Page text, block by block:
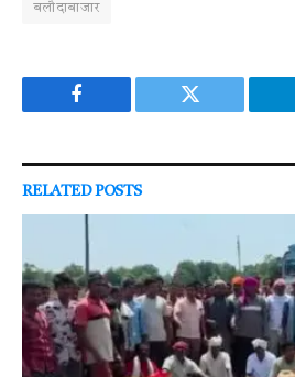
बलौदाबाजार
Facebook Twitter
RELATEDPOSTS